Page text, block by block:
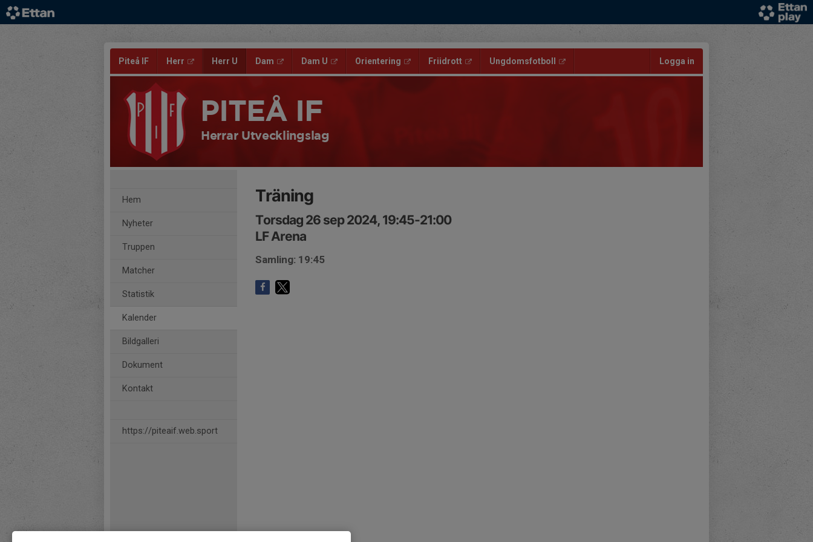
Piteå IF Herr Herr U Dam Dam U Orientering Friidrott Ungdomsfotboll Logga in
PITEÅ IF
Herrar Utvecklingslag
Hem
Nyheter
Truppen
Matcher
Statistik
Kalender
Bildgalleri
Dokument
Kontakt
https://piteaif.web.sport
Träning
Torsdag 26 sep 2024, 19:45-21:00
LF Arena
Samling: 19:45